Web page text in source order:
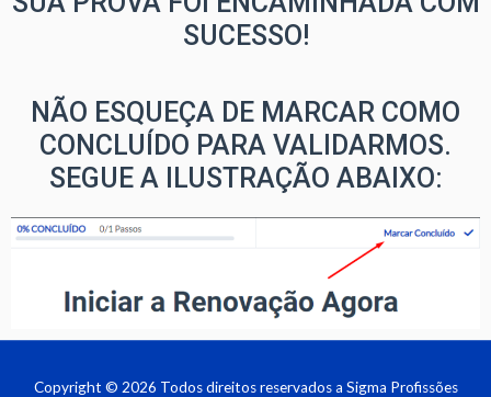
SUCESSO!
NÃO ESQUEÇA DE MARCAR COMO
CONCLUÍDO PARA VALIDARMOS.
SEGUE A ILUSTRAÇÃO ABAIXO:
Copyright © 2026 Todos direitos reservados a Sigma Profissões